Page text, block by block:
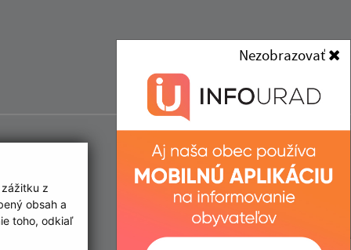
z
obsah a
toho, odkiaľ
Nezobrazovať